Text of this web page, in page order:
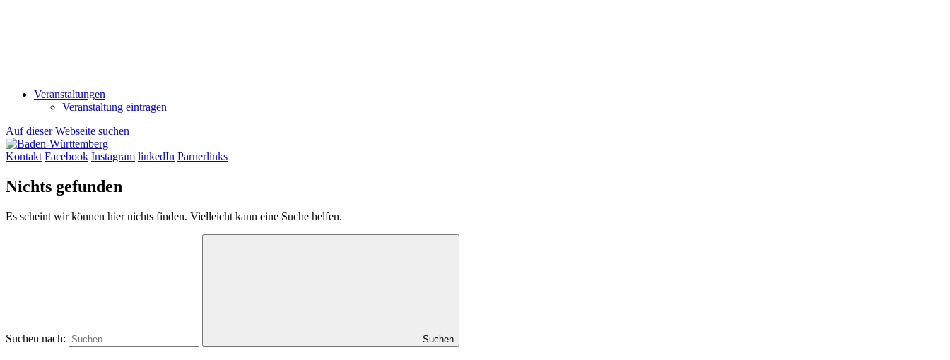
Veranstaltungen
Veranstaltung eintragen
Auf dieser Webseite suchen
Kontakt Facebook Instagram linkedIn Parnerlinks
Nichts gefunden
Es scheint wir können hier nichts finden. Vielleicht kann eine Suche helfen.
Suchen nach: Suchen